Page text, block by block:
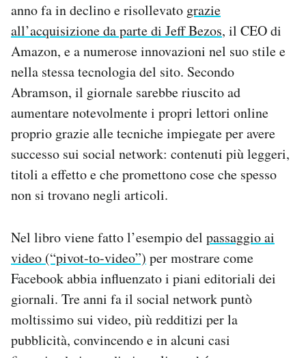
anno fa in declino e risollevato grazie
all’acquisizione da parte di Jeff Bezos, il CEO di
Amazon, e a numerose innovazioni nel suo stile e
nella stessa tecnologia del sito. Secondo
Abramson, il giornale sarebbe riuscito ad
aumentare notevolmente i propri lettori online
proprio grazie alle tecniche impiegate per avere
successo sui social network: contenuti più leggeri,
titoli a effetto e che promettono cose che spesso
non si trovano negli articoli.
Nel libro viene fatto l’esempio del passaggio ai
video (“pivot-to-video”) per mostrare come
Facebook abbia influenzato i piani editoriali dei
giornali. Tre anni fa il social network puntò
moltissimo sui video, più redditizi per la
pubblicità, convincendo e in alcuni casi